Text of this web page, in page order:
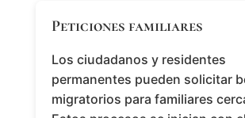
Peticiones familiares
Los ciudadanos y residentes
permanentes pueden solicitar
migratorios para familiares